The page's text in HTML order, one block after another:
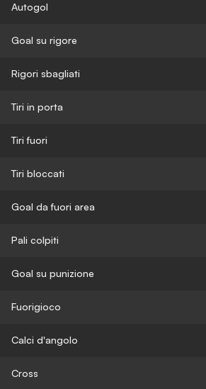
Autogol
Goal su rigore
Rigori sbagliati
Tiri in porta
Tiri fuori
Tiri bloccati
Goal da fuori area
Pali colpiti
Goal su punizione
Fuorigioco
Calci d'angolo
Cross